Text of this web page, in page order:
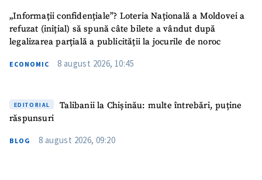
„Informații confidențiale”? Loteria Națională a Moldovei a
refuzat (inițial) să spună câte bilete a vândut după
legalizarea parțială a publicității la jocurile de noroc
ECONOMIC 8 august 2026, 10:45
EDITORIAL
Talibanii la Chișinău: multe întrebări, puține
răspunsuri
BLOG 8 august 2026, 09:20